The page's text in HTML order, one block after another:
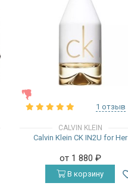
1 отзыв
CALVIN KLEIN
Calvin Klein CK IN2U for Her
от 1 880 ₽
В корзину